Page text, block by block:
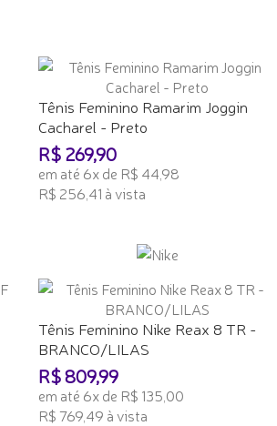
Tênis Feminino Ramarim Joggin
Cacharel - Preto
R$ 269,90
em até 6x de R$ 44,98
R$ 256,41 à vista
Tênis Feminino Nike Reax 8 TR -
BRANCO/LILAS
R$ 809,99
em até 6x de R$ 135,00
R$ 769,49 à vista